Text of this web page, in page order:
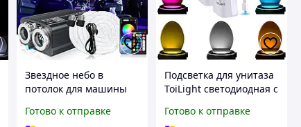
Звездное небо в
потолок для машины
светодиодная
Готово к отправке
Подсветка для унитаза
ToiLight светодиодная с
шт для ванной
Готово к отправке